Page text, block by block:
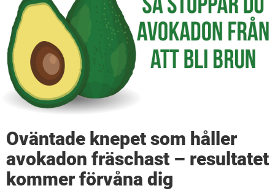
Oväntade knepet som håller
avokadon fräschast – resultatet
kommer förvåna dig